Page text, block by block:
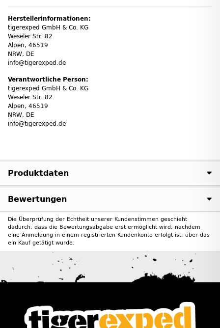
Herstellerinformationen:
tigerexped GmbH & Co. KG
Weseler Str. 82
Alpen, 46519
NRW, DE
info@tigerexped.de
Verantwortliche Person:
tigerexped GmbH & Co. KG
Weseler Str. 82
Alpen, 46519
NRW, DE
info@tigerexped.de
Produktdaten
Bewertungen
Die Überprüfung der Echtheit unserer Kundenstimmen geschieht
dadurch, dass die Bewertungsabgabe erst ermöglicht wird, nachdem
eine Anmeldung in einem registrierten Kundenkonto erfolgt ist, über das
ein Kauf getätigt wurde.